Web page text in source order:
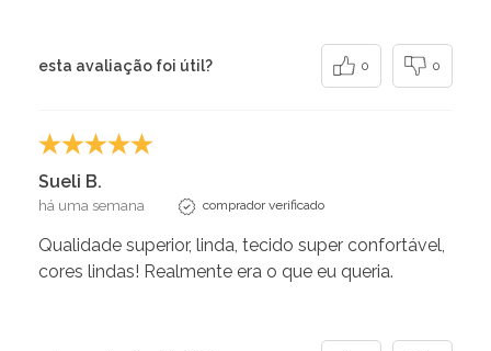
esta avaliação foi útil? 0 0
Sueli B.
há uma semana comprador verificado
Qualidade superior, linda, tecido super confortável,
cores lindas! Realmente era o que eu queria.